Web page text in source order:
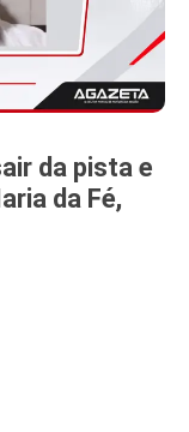
da pista e
da Fé,